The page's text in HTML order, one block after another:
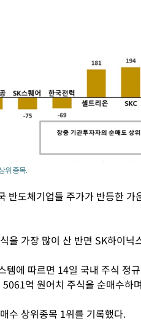
위 종목.
반도체기업들 주가가 반등한 가
을 가장 많이 산 반면 SK하이닉
템에 따르면 14일 국내 주식 정
억 원어치 주식을 순매수하
수 상위종목 1위를 기록했다.